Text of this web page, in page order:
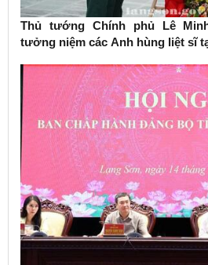
Thủ tướng Chính phủ Lê
tưởng niệm các Anh hùng liệt sĩ